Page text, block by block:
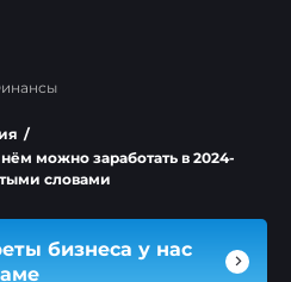
/
можно заработать в 2024-
словами
бизнеса у нас